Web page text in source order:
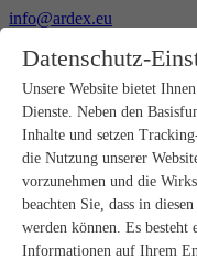
info@ardex.eu
Deutsch
Produkte
Rohbau
Abdichtungen
Datenschutz-
Unsere Website bietet
Dienste. Neben den
Inhalte und setzen
die Nutzung unserer
vorzunehmen und die
beachten Sie, dass in
werden können. Es
Informationen auf Ihrem